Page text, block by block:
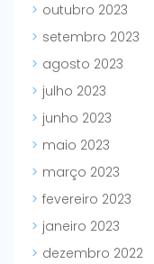
outubro 2023
setembro 2023
agosto 2023
julho 2023
junho 2023
maio 2023
março 2023
fevereiro 2023
janeiro 2023
dezembro 2022